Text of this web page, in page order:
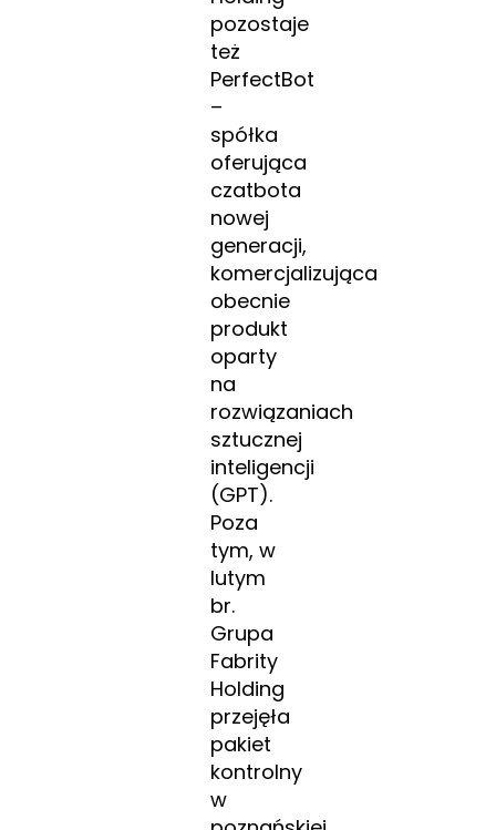
pozostaje
też
PerfectBot
–
spółka
oferująca
czatbota
nowej
generacji,
komercjalizująca
obecnie
produkt
oparty
na
rozwiązaniach
sztucznej
inteligencji
(GPT).
Poza
tym, w
lutym
br.
Grupa
Fabrity
Holding
przejęła
pakiet
kontrolny
w